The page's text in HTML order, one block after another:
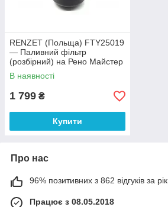
RENZET (Польща) FTY25019
— Паливний фільтр
(розбірний) на Рено Майстер
III 2.3 dci
В наявності
1 799 ₴
Купити
Про нас
96% позитивних з 862 відгуків за рік
Працює з 08.05.2018